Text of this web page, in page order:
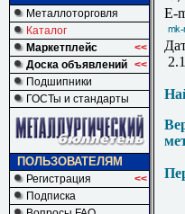
Металлоторговля
Каталог
Маркетплейс
<<
Доска объявлений <<
Подшипники
ГОСТы и стандарты
ПОЛЬЗОВАТЕЛЯМ
Регистрация
<<
Подписка
E-